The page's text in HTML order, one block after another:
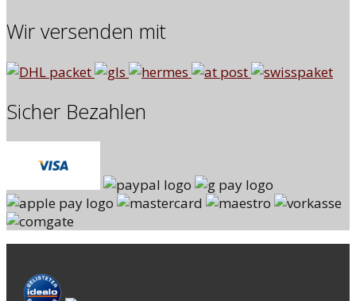
Wir versenden mit
Sicher Bezahlen